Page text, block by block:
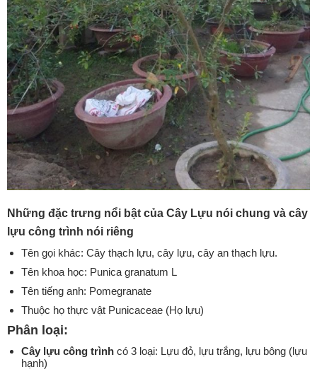
Những đặc trưng nổi bật của Cây Lựu nói chung và cây
lựu công trình nói riêng
Tên gọi khác: Cây thạch lựu, cây lựu, cây an thạch lựu.
Tên khoa học: Punica granatum L
Tên tiếng anh: Pomegranate
Thuộc họ thực vật Punicaceae (Họ lựu)
Phân loại:
Cây lựu công trình có 3 loại: Lựu đỏ, lựu trắng, lựu bông (lựu
hạnh)